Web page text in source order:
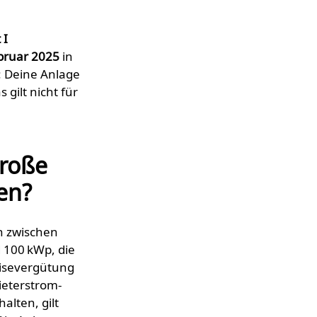
I
2025 in
Anlage
gilt nicht für
zwischen
kWp, die
gilt